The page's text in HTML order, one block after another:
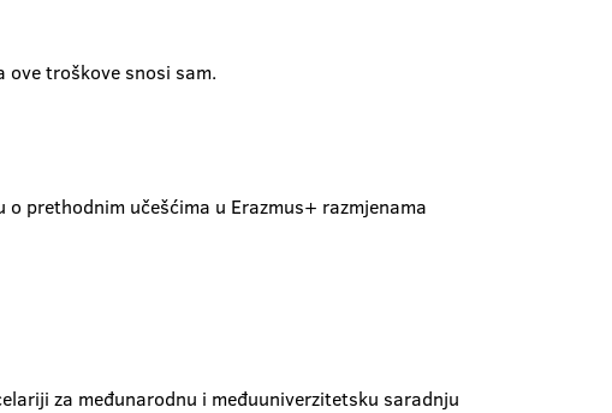
troškove snosi sam.
prethodnim učešćima u Erazmus+ razmjenama
za međunarodnu i međuuniverzitetsku saradnju